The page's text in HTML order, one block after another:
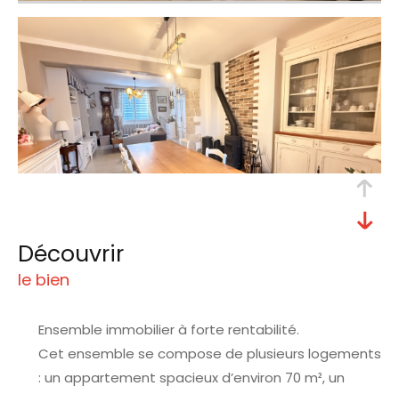
découvrir
le bien
Ensemble immobilier à forte rentabilité.
Cet ensemble se compose de plusieurs logements
: un appartement spacieux d’environ 70 m², un